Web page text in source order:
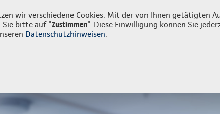
wir verschiedene Cookies. Mit der von Ihnen getätigten
Sie bitte auf "Zustimmen". Diese Einwilligung können Sie
Datenschutzhinweisen.